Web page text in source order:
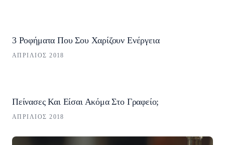
3 Ροφήματα Που Σου Χαρίζουν Ενέργεια
ΑΠΡΊΛΙΟΣ 2018
Πείνασες Και Είσαι Ακόμα Στο Γραφείο;
ΑΠΡΊΛΙΟΣ 2018